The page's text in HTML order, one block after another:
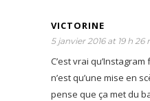
VICTORINE
5 janvier 2016 at 19 h 26
C’est vrai
n’est qu’une mise en
pense que ça met du